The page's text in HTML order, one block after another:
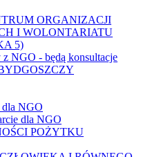
ORGANIZACJI
I WOLONTARIATU
5)
z NGO - będą konsultacje
dla NGO
dla NGO
POŻYTKU